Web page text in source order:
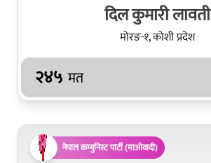
दिल कुमारी लावती
मोरङ-१, कोशी प्रदेश
२४५ मत
नेपाल कम्युनिस्ट पार्टी (माओवादी)